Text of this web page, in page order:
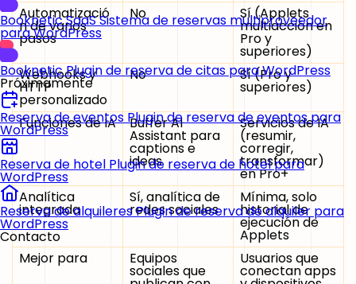
Booknetic SaaSSistema de reservas multiproveedor
para WordPress
BookneticPlugin de reserva de citas para WordPress
Próximamente
Reserva de eventosPlugin de reserva de eventos para
WordPress
Reserva de hotel Plugin de reserva de hotel para
WordPress
Reserva de alquileresPlugin de reserva de alquiler para
WordPress
Contacto
Automatizació
n de varios
pasos
No Sí (Applets
multiacción en
Pro y
superiores)
Webhooks y
HTTP
personalizado
No Sí (Pro y
superiores)
Funciones de IA
Buffer AI
Assistant para
captions e
ideas
Servicios de IA
(resumir,
corregir,
transformar)
en Pro+
Analítica
integrada
Sí, analítica de
redes sociales
Mínima, solo
historial de
ejecución de
Applets
Mejor para
Equipos
sociales que
Usuarios que
conectan apps